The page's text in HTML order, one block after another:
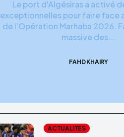
Le port d'Algésiras a activé
exceptionnelles pour faire face
de l'Opération Marhaba 2026.
massive des...
FAHD KHAIRY
ACTUALITES